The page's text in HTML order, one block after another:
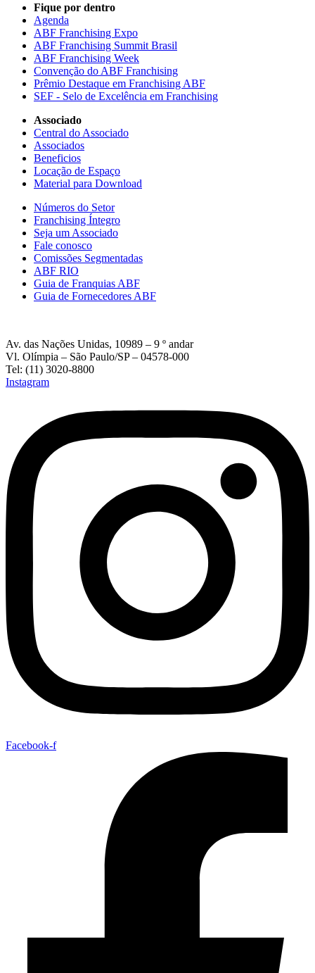
Fique por dentro
Agenda
ABF Franchising Expo
ABF Franchising Summit Brasil
ABF Franchising Week
Convenção do ABF Franchising
Prêmio Destaque em Franchising ABF
SEF - Selo de Excelência em Franchising
Associado
Central do Associado
Associados
Beneficios
Locação de Espaço
Material para Download
Números do Setor
Franchising Íntegro
Seja um Associado
Fale conosco
Comissões Segmentadas
ABF RIO
Guia de Franquias ABF
Guia de Fornecedores ABF
Av. das Nações Unidas, 10989 – 9 º andar
Vl. Olímpia – São Paulo/SP – 04578-000
Tel: (11) 3020-8800
Instagram
Facebook-f